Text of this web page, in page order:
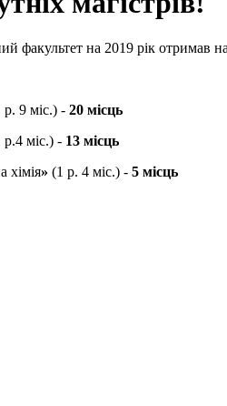
факультет на 2019 рік отримав
9 міс.) - 20 місць
міс.) - 13 місць
хімія» (1 р. 4 міс.) - 5 місць